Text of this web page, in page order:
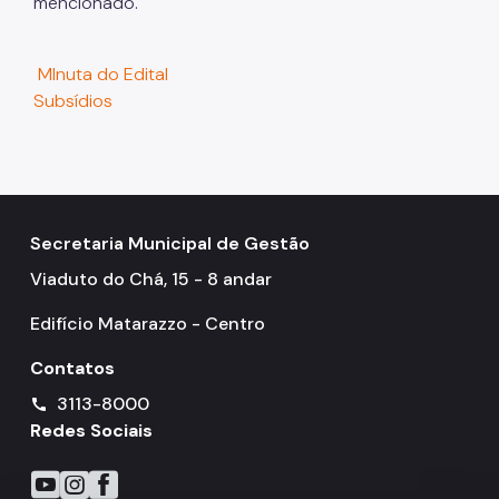
MInuta do Edital
Subsídios
Secretaria Municipal de Gestão
Viaduto do Chá, 15 - 8 andar
Edifício Matarazzo - Centro
Contatos
call
3113-8000
Redes Sociais
Icone do YouTube
Icone do Instagram
Icone do Facebook